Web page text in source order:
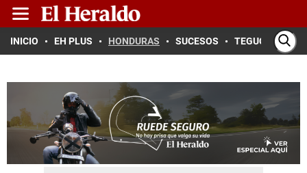
INICIO EH PLUS HONDURAS SUCESOS TEGUCIGALPA